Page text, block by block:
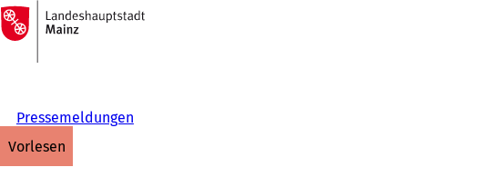
Inhalt anspringen
Zur
Startseite
Pressemeldungen
vorlesen